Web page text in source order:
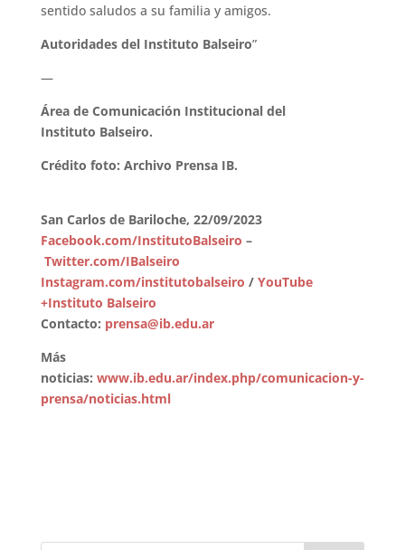
sentido saludos a su familia y amigos.
Autoridades del Instituto Balseiro”
—
Área de Comunicación Institucional del
Instituto Balseiro.
Crédito foto: Archivo Prensa IB.
San Carlos de Bariloche, 22/09/2023
Facebook.com/InstitutoBalseiro –
Twitter.com/IBalseiro
Instagram.com/institutobalseiro / YouTube
+Instituto Balseiro
Contacto: prensa@ib.edu.ar
Más
noticias: www.ib.edu.ar/index.php/comunicacion-y-
prensa/noticias.html